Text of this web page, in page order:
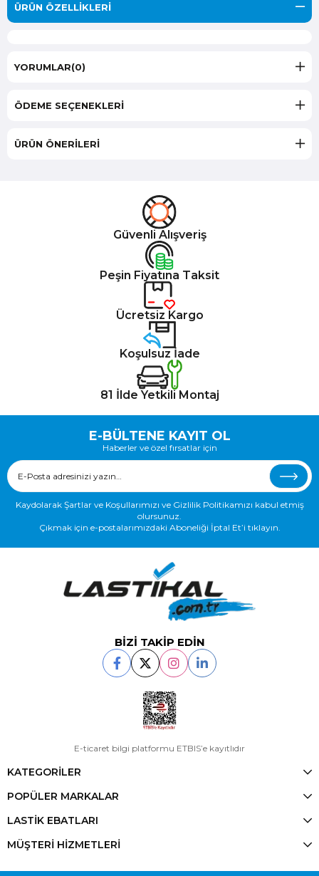
ÜRÜN ÖZELLIKLERI
YORUMLAR(0)
ÖDEME SEÇENEKLERI
ÜRÜN ÖNERILERI
Güvenli Alışveriş
Peşin Fiyatına Taksit
Ücretsiz Kargo
Koşulsuz İade
81 İlde Yetkili Montaj
E-BÜLTENE KAYIT OL
Haberler ve özel fırsatlar için
Kaydolarak Şartlar ve Koşullarımızı ve Gizlilik Politikamızı kabul etmiş
olursunuz.
Çıkmak için e-postalarımızdaki Aboneliği İptal Et’i tıklayın.
BİZİ TAKİP EDİN
E-ticaret bilgi platformu ETBIS’e kayıtlıdır
KATEGORİLER
POPÜLER MARKALAR
LASTİK EBATLARI
MÜŞTERİ HİZMETLERİ